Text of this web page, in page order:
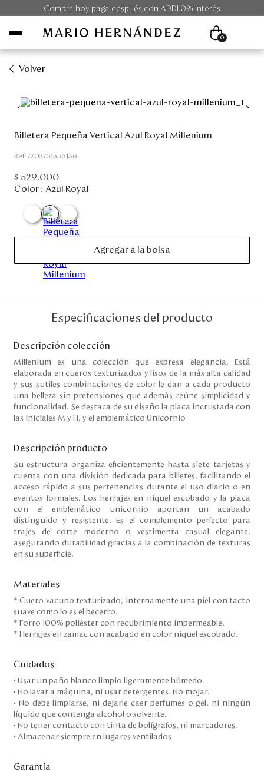
Compra hoy paga después con ADDI 0% interés
Unisex
Viaje
Colecciones
Disney
Mi cuenta
Blog
Servicio al cliente
Nuestras Tiendas
Colombia
Costa Rica
Panamá
USA
Venezuela
0
Volver
Billetera Pequeña Vertical Azul Royal Millenium
:7705751556136
$ 529.000
Color : Azul Royal
Agregar a la bolsa
Especificaciones del producto
Descripción colección
Millenium es una colección que expresa elegancia. Está
elaborada en cueros texturizados y lisos de la más alta calidad
y sus sutiles combinaciones de color le dan a cada producto
una belleza sin pretensiones que además reúne simplicidad y
funcionalidad. Se destaca de su diseño la placa incrustada con
las iniciales M y H, y el emblemático Unicornio
Descripción producto
Su estructura organiza eficientemente hasta siete tarjetas y
cuenta con una división dedicada para billetes, facilitando el
acceso rápido a sus pertenencias durante el uso diario o en
eventos formales. Los herrajes en níquel escobado y la placa
con el emblemático unicornio aportan un acabado
distinguido y resistente. Es el complemento perfecto para
trajes de corte moderno o vestimenta casual elegante,
asegurando durabilidad gracias a la combinación de texturas
en su superficie.
Materiales
* Cuero vacuno texturizado, internamente una piel con tacto
suave como lo es el becerro.
* Forro 100% poliéster con recubrimiento impermeable.
* Herrajes en zamac con acabado en color níquel escobado.
Cuidados
• Usar un paño blanco limpio ligeramente húmedo.
• No lavar a máquina, ni usar detergentes. No mojar.
• No debe limpiarse, ni dejarle caer perfumes o gel, ni ningún
líquido que contenga alcohol o solvente.
• No tener contacto con tinta de bolígrafos, ni marcadores.
• Almacenar siempre en lugares ventilados
Garantía